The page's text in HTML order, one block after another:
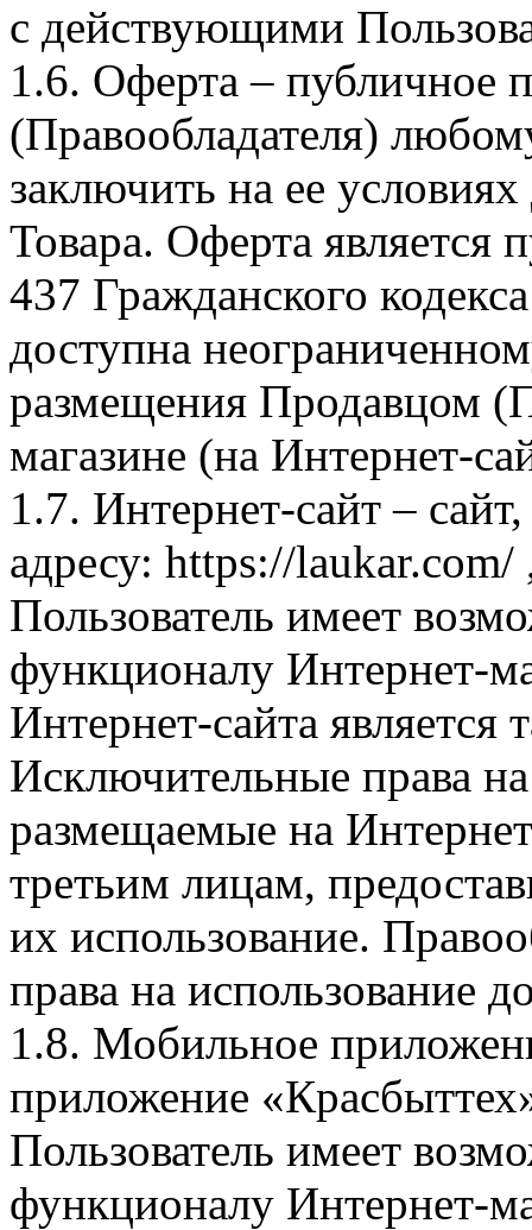
с действующими
1.6. Оферта – публичное
(Правообладателя)
заключить на ее
Товара. Оферта является
437 Гражданского
доступна
размещения Продавцом
магазине (на Интернет-
1.7. Интернет-сайт –
адресу: https://laukar.com/
Пользователь имеет
функционалу Интернет-
Интернет-сайта
Исключительные права
размещаемые на
третьим лицам,
их использование.
права на использование
1.8. Мобильное
приложение
Пользователь имеет
функционалу Интернет-